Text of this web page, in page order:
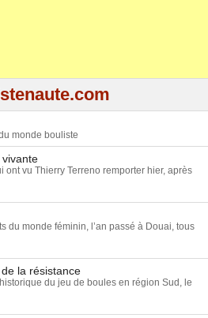
monde bouliste
ont vu Thierry Terreno remporter hier, après
du monde féminin, l’an passé à Douai, tous
la résistance
du jeu de boules en région Sud, le